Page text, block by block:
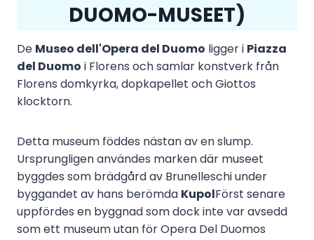
DUOMO-MUSEET)
De Museo dell'Opera del Duomo ligger i Piazza
del Duomo i Florens och samlar konstverk från
Florens domkyrka, dopkapellet och Giottos
klocktorn.
Detta museum föddes nästan av en slump.
Ursprungligen användes marken där museet
byggdes som brädgård av Brunelleschi under
byggandet av hans berömda KupolFörst senare
uppfördes en byggnad som dock inte var avsedd
som ett museum utan för Opera Del Duomos